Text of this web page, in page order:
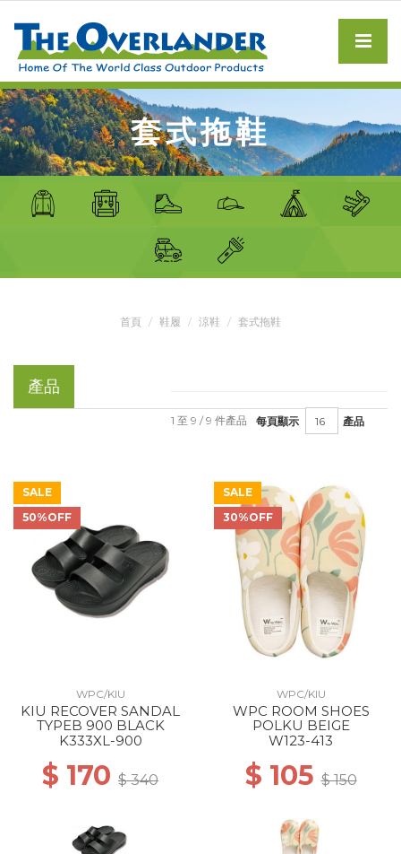
套式拖鞋
首頁 鞋履 涼鞋 套式拖鞋
產品
每頁顯示 產品
1 至 9 / 9 件產品
SALE
50%OFF
WPC/KIU
KIU RECOVER SANDAL
TYPEB 900 BLACK
K333XL-900
$ 170 $ 340
SALE
30%OFF
WPC/KIU
WPC ROOM SHOES
POLKU BEIGE
W123-413
$ 105$ 150